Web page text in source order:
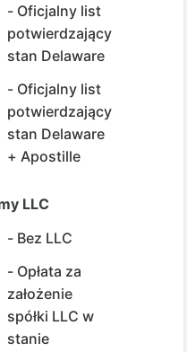
- Oficjalny list
potwierdzający
stan Delaware
- Oficjalny list
potwierdzający
stan Delaware
+ Apostille
LLC
- Bez LLC
- Opłata za
założenie
spółki LLC w
stanie